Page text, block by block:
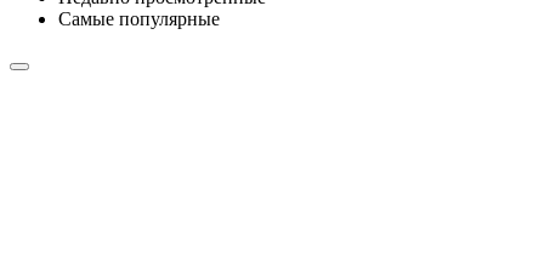
Самые популярные